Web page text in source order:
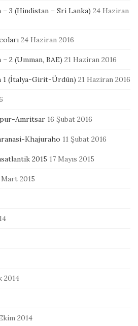
– 3 (Hindistan – Sri Lanka) 24 Haziran
24 Haziran 2016
2 (Umman, BAE) 21 Haziran 2016
1 (İtalya-Girit-Ürdün) 21 Haziran 2016
Amritsar 16 Şubat 2016
Khajuraho 11 Şubat 2016
2015 17 Mayıs 2015
Mart 2015
2014
2014